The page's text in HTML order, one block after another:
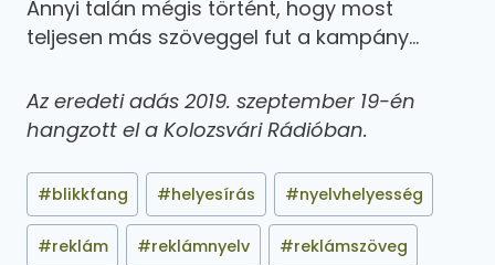
Annyi talán mégis történt, hogy most
teljesen más szöveggel fut a kampány…
Az eredeti adás 2019. szeptember 19-én
hangzott el a Kolozsvári Rádióban.
#blikkfang #helyesírás #nyelvhelyesség
#reklám #reklámnyelv #reklámszöveg